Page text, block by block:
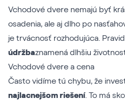
Vchodové dvere nemajú byť
osadenia, ale aj dlho po
je trvácnosť rozhodujúca.
údržbaznamená dlhšiu
Vchodové dvere a cena
Často vidíme tú chybu, že
najlacnejšom riešení. To má